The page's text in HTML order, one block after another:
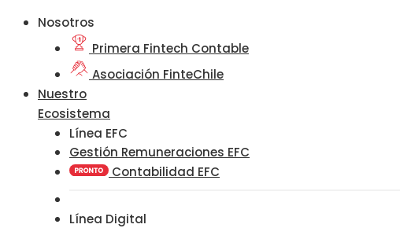
Nosotros
Primera Fintech Contable
Asociación FinteChile
Nuestro
Ecosistema
Línea EFC
Gestión Remuneraciones EFC
Contabilidad EFC
Línea Digital